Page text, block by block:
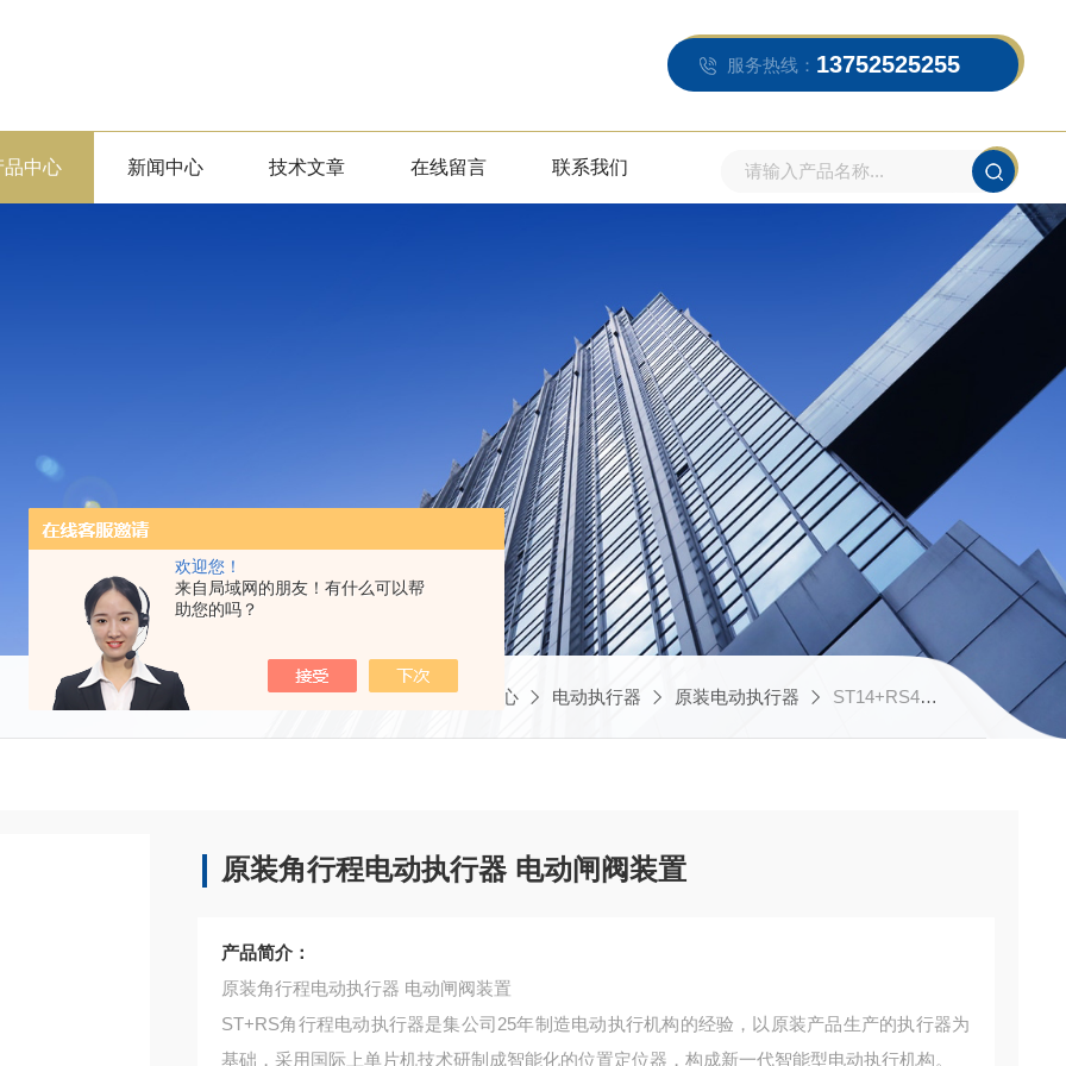
欢迎您！
来自局域网的朋友！有什么可以帮
助您的吗？
服务热线： 13752525255
品中心 新闻中心 技术文章 在线留言 联系我们
当前位置：首页 产品中心 电动执行器 原装电动执行器 ST14+RS400原装角行程电动执行器 电动闸阀装置
原装角行程电动执行器 电动闸阀装置
产品简介：
原装角行程电动执行器 电动闸阀装置
ST+RS角行程电动执行器是集公司25年制造电动执行机构的经验，以原装产品生产的执行器为
基础，采用国际上单片机技术研制成智能化的位置定位器，构成新一代智能型电动执行机构。